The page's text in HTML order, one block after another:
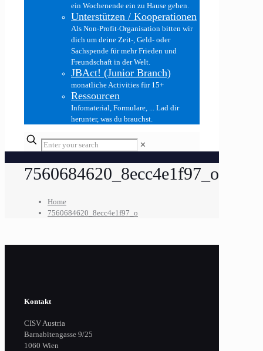
ein Wochenende ein zu Hause geben.
Unterstützen / Kooperationen
Als Non-Profit-Organisation bitten wir
dich um deine Zeit-, Geld- oder
Sachspende für mehr Frieden und
Freundschaft in der Welt.
JBAct! (Junior Branch)
monatliche Activities für 15+
Ressourcen
Infomaterial, Formulare, ... Lad dir
herunter, was du brauchst.
✕
7560684620_8ecc4e1f97_o
Home
7560684620_8ecc4e1f97_o
Kontakt
CISV Austria
Barnabitengasse 9/25
1060 Wien